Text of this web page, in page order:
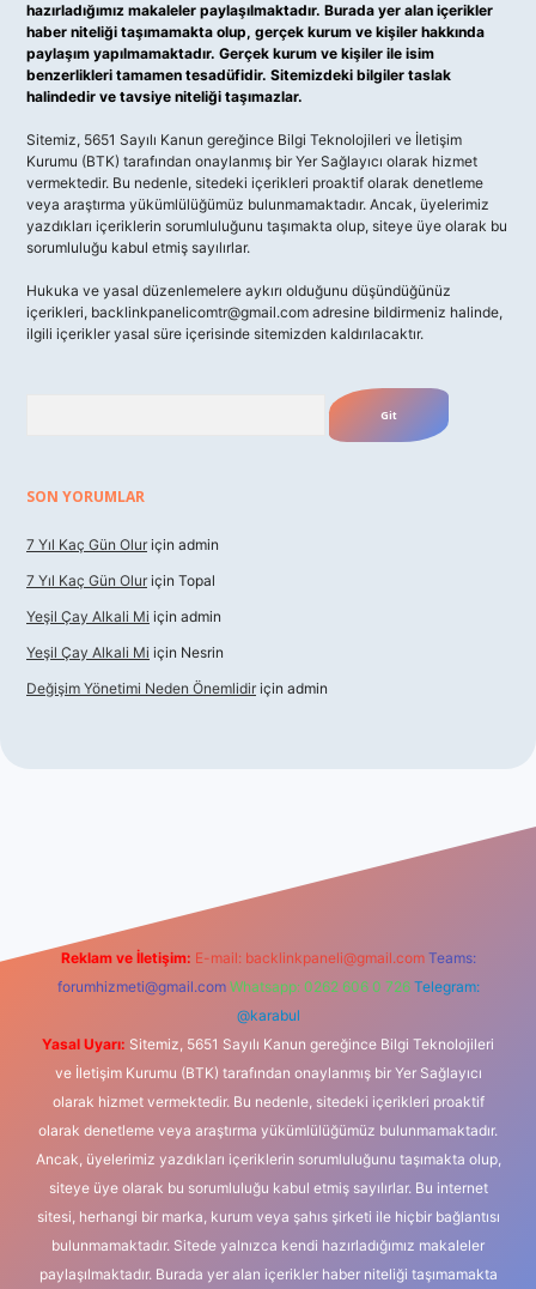
hazırladığımız makaleler paylaşılmaktadır. Burada yer alan içerikler
haber niteliği taşımamakta olup, gerçek kurum ve kişiler hakkında
paylaşım yapılmamaktadır. Gerçek kurum ve kişiler ile isim
benzerlikleri tamamen tesadüfidir. Sitemizdeki bilgiler taslak
halindedir ve tavsiye niteliği taşımazlar.
Sitemiz, 5651 Sayılı Kanun gereğince Bilgi Teknolojileri ve İletişim
Kurumu (BTK) tarafından onaylanmış bir Yer Sağlayıcı olarak hizmet
vermektedir. Bu nedenle, sitedeki içerikleri proaktif olarak denetleme
veya araştırma yükümlülüğümüz bulunmamaktadır. Ancak, üyelerimiz
yazdıkları içeriklerin sorumluluğunu taşımakta olup, siteye üye olarak bu
sorumluluğu kabul etmiş sayılırlar.
Hukuka ve yasal düzenlemelere aykırı olduğunu düşündüğünüz
içerikleri, backlinkpanelicomtr@gmail.com adresine bildirmeniz halinde,
ilgili içerikler yasal süre içerisinde sitemizden kaldırılacaktır.
SON YORUMLAR
7 Yıl Kaç Gün Olur için admin
7 Yıl Kaç Gün Olur için Topal
Yeşil Çay Alkali Mi için admin
Yeşil Çay Alkali Mi için Nesrin
Değişim Yönetimi Neden Önemlidir için admin
Reklam ve İletişim: E-mail: backlinkpaneli@gmail.com Teams:
forumhizmeti@gmail.com Whatsapp: 0262 606 0 726 Telegram:
@karabul
Yasal Uyarı: Sitemiz, 5651 Sayılı Kanun gereğince Bilgi Teknolojileri
ve İletişim Kurumu (BTK) tarafından onaylanmış bir Yer Sağlayıcı
olarak hizmet vermektedir. Bu nedenle, sitedeki içerikleri proaktif
olarak denetleme veya araştırma yükümlülüğümüz bulunmamaktadır.
Ancak, üyelerimiz yazdıkları içeriklerin sorumluluğunu taşımakta olup,
siteye üye olarak bu sorumluluğu kabul etmiş sayılırlar. Bu internet
sitesi, herhangi bir marka, kurum veya şahıs şirketi ile hiçbir bağlantısı
bulunmamaktadır. Sitede yalnızca kendi hazırladığımız makaleler
paylaşılmaktadır. Burada yer alan içerikler haber niteliği taşımamakta